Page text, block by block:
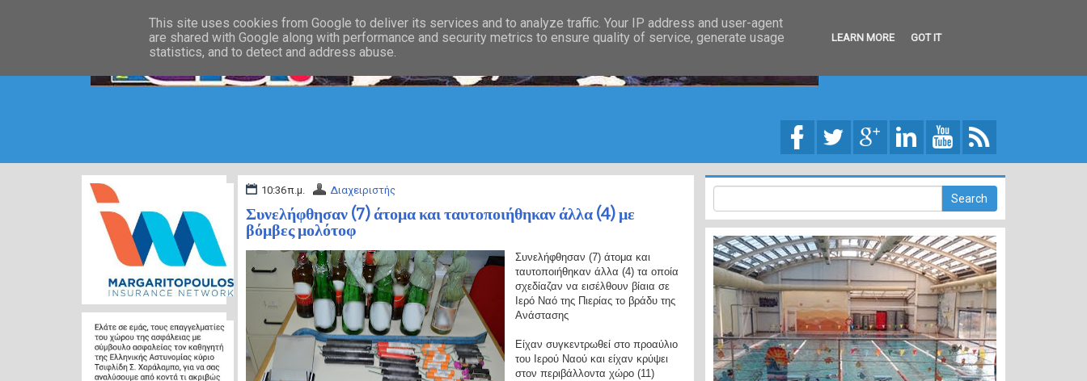
10:36 π.μ. Διαχειριστής
Συνελήφθησαν (7) άτομα και ταυτοποιήθηκαν άλλα (4) με
βόμβες μολότοφ
Συνελήφθησαν (7) άτομα και
ταυτοποιήθηκαν άλλα (4) τα οποία
σχεδίαζαν να εισέλθουν βίαια σε
Ιερό Ναό της Πιερίας το βράδυ της
Ανάστασης
Είχαν συγκεντρωθεί στο προαύλιο
του Ιερού Ναού και είχαν κρύψει
στον περιβάλλοντα χώρο (11)
This site uses cookies from Google to deliver its services and to analyze traffic. Your IP address and user-agent
are shared with Google along with performance and security metrics to ensure quality of service, generate usage
statistics, and to detect and address abuse.
LEARN MORE GOT IT